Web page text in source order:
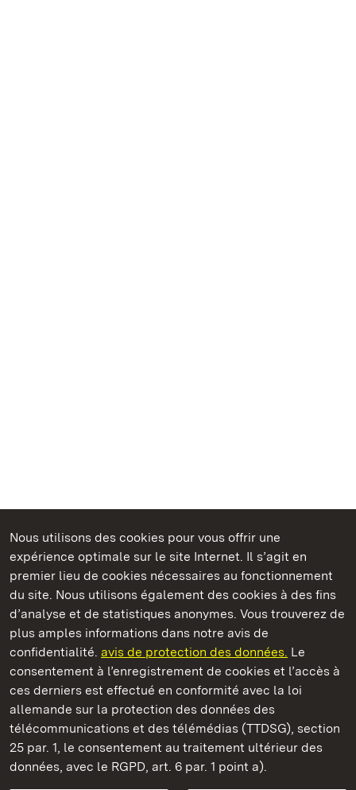
Nous utilisons des cookies pour vous offrir une
expérience optimale sur le site Internet. Il s’agit en
premier lieu de cookies nécessaires au fonctionnement
du site. Nous utilisons également des cookies à des fins
d’analyse et de statistiques anonymes. Vous trouverez de
plus amples informations dans notre avis de
confidentialité. avis de protection des données. Le
consentement à l’enregistrement de cookies et l’accès à
ces derniers est effectué en conformité avec la loi
allemande sur la protection des données des
télécommunications et des télémédias (TTDSG), section
25 par. 1, le consentement au traitement ultérieur des
données, avec le RGPD, art. 6 par. 1 point a).
Châteaux et jardins publics du Bade-Wurtemberg
Château-fort de Wäscherschloss
Châteaux et jardins publics du Bade-Wurtemberg
FAQ et réponsesMentions légalesProtection des données
Explications sur l’accessibilité
BITV-konform (geprüfte Seiten)